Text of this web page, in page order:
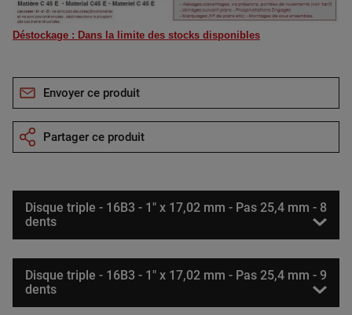
Déstockage : Dans la limite des stocks disponibles
Envoyer ce produit
Partager ce produit
Disque triple - 16B3 - 1" x 17,02 mm - Pas 25,4 mm - 8
dents
Disque triple - 16B3 - 1" x 17,02 mm - Pas 25,4 mm - 9
dents